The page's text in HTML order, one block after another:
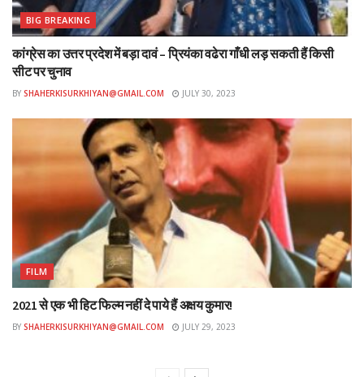
BIG BREAKING
कांग्रेस का उत्तर प्रदेश में बड़ा दावं – प्रियंका वढेरा गाँधी लड़ सकती हैं किसी
सीट पर चुनाव
BY SHAHERKISURKHIYAN@GMAIL.COM JULY 30, 2023
FILM
2021 से एक भी हिट फिल्म नहीं दे पाये हैं अक्षय कुमार!
BY SHAHERKISURKHIYAN@GMAIL.COM JULY 29, 2023